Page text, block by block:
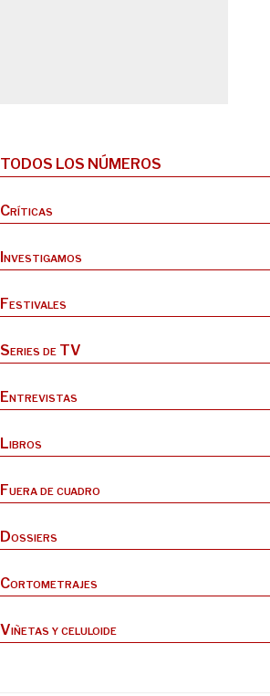
TODOS LOS NÚMEROS
Críticas
Investigamos
Festivales
Series de TV
Entrevistas
Libros
Fuera de cuadro
Dossiers
Cortometrajes
Viñetas y celuloide